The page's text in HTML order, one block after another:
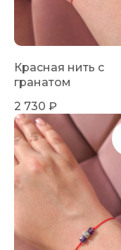
Красная нить с
гранатом
2 730 ₽